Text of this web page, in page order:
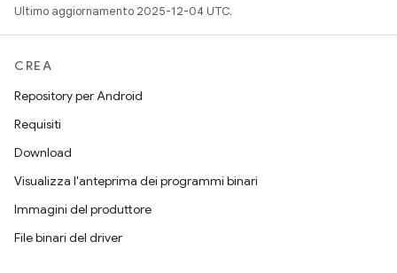
Ultimo aggiornamento 2025-12-04 UTC.
CREA
Repository per Android
Requisiti
Download
Visualizza l'anteprima dei programmi binari
Immagini del produttore
File binari del driver